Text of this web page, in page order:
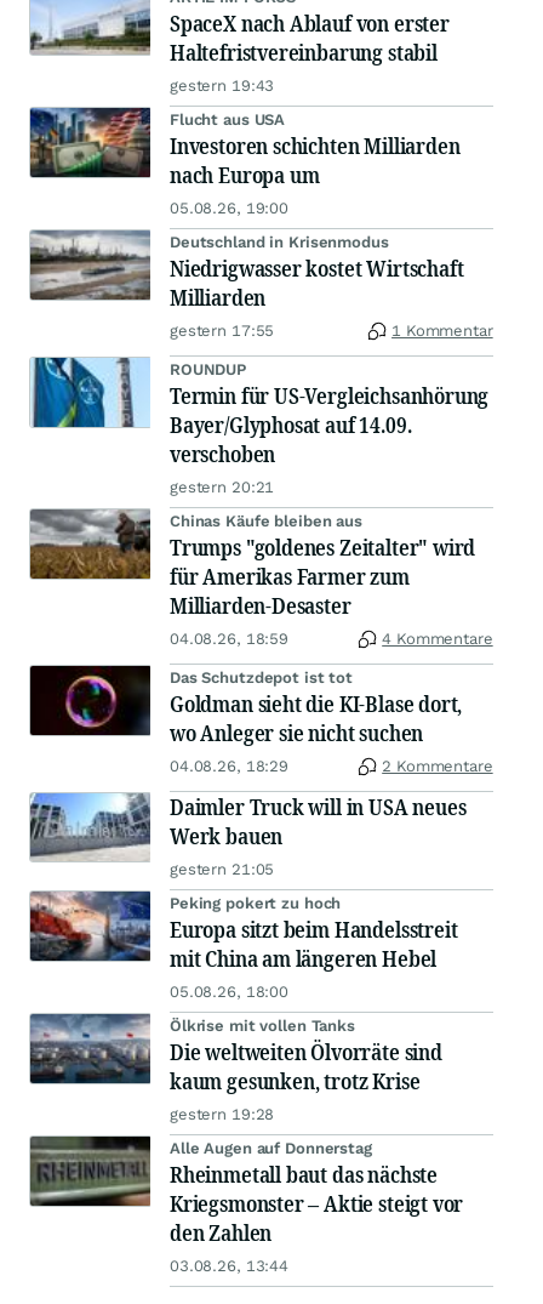
SpaceX nach Ablauf von erster
Haltefristvereinbarung stabil
gestern 19:43
Flucht aus USA
Investoren schichten Milliarden
nach Europa um
05.08.26, 19:00
Deutschland in Krisenmodus
Niedrigwasser kostet Wirtschaft
Milliarden
gestern 17:55 1 Kommentar
ROUNDUP
Termin für US-Vergleichsanhörung
Bayer/Glyphosat auf 14.09.
verschoben
gestern 20:21
Chinas Käufe bleiben aus
Trumps "goldenes Zeitalter" wird
für Amerikas Farmer zum
Milliarden-Desaster
04.08.26, 18:59 4 Kommentare
Das Schutzdepot ist tot
Goldman sieht die KI-Blase dort,
wo Anleger sie nicht suchen
04.08.26, 18:29 2 Kommentare
Daimler Truck will in USA neues
Werk bauen
gestern 21:05
Peking pokert zu hoch
Europa sitzt beim Handelsstreit
mit China am längeren Hebel
05.08.26, 18:00
Ölkrise mit vollen Tanks
Die weltweiten Ölvorräte sind
kaum gesunken, trotz Krise
gestern 19:28
Alle Augen auf Donnerstag
Rheinmetall baut das nächste
Kriegsmonster – Aktie steigt vor
den Zahlen
03.08.26, 13:44